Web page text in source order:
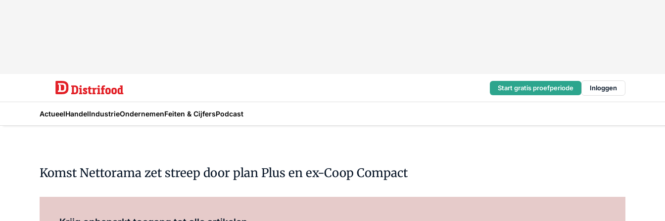
Start gratis proefperiode Inloggen
ActueelHandelIndustrieOndernemenFeiten & CijfersPodcast
Komst Nettorama zet streep door plan Plus en ex-Coop Compact